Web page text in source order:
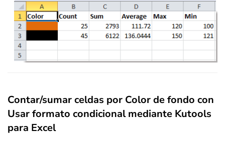
Contar/sumar celdas por Color de fondo con
Usar formato condicional mediante Kutools
para Excel